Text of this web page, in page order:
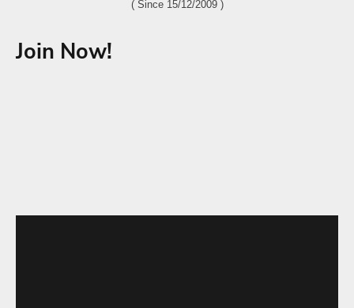
( Since 15/12/2009 )
Join Now!